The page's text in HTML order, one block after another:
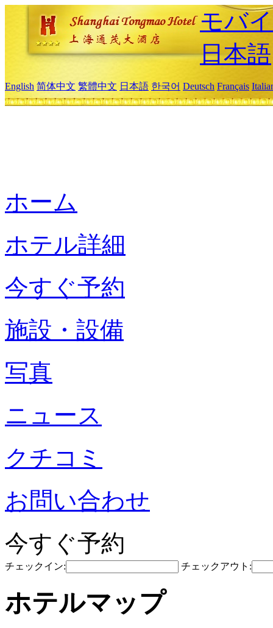
モバ
日本語
English 简体中文 繁體中文 日本語 한국어 Deutsch Français
ホーム
ホテル詳細
今すぐ予約
施設・設備
写真
ニュース
クチコミ
お問い合わせ
今すぐ予約
チェックイン: チェックアウト:
ホテルマップ